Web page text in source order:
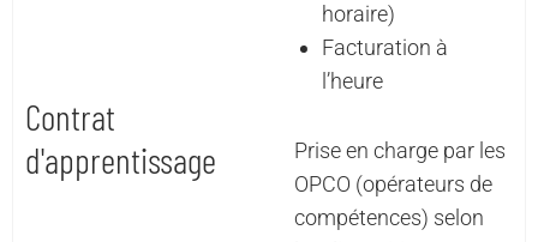
Contrat
d'apprentissage
horaire)
Facturation à
l’heure
Prise en charge par les
OPCO (opérateurs de
compétences) selon